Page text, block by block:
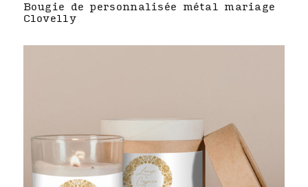
Bougie de personnalisée métal mariage
Clovelly